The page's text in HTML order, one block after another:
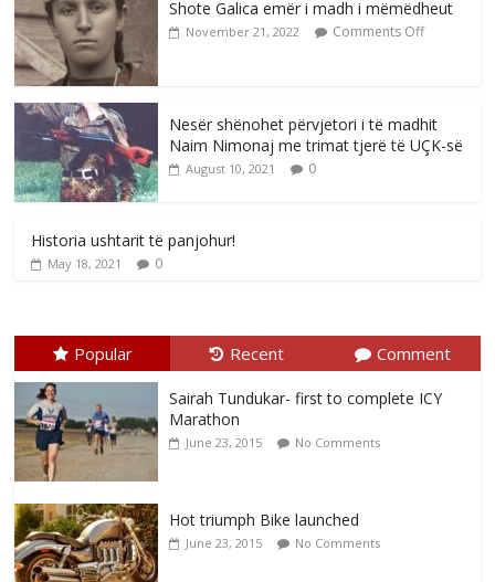
Shote Galica emër i madh i mëmëdheut
November 21, 2022 Comments Off
Nesër shënohet përvjetori i të madhit
Naim Nimonaj me trimat tjerë të UÇK-së
August 10, 2021 0
Historia ushtarit të panjohur!
May 18, 2021 0
Popular Recent Comment
Sairah Tundukar- first to complete ICY
Marathon
June 23, 2015 No Comments
Hot triumph Bike launched
June 23, 2015 No Comments